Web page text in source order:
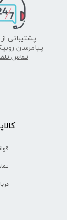
پشتیبانی
پیامرسان
تماس